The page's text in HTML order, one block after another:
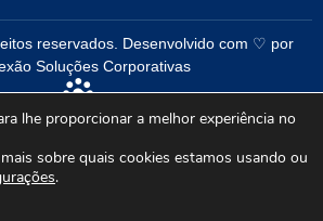
reservados. Desenvolvido com ♡ por
Soluções Corporativas
lhe proporcionar a melhor experiência no
sobre quais cookies estamos usando ou
.